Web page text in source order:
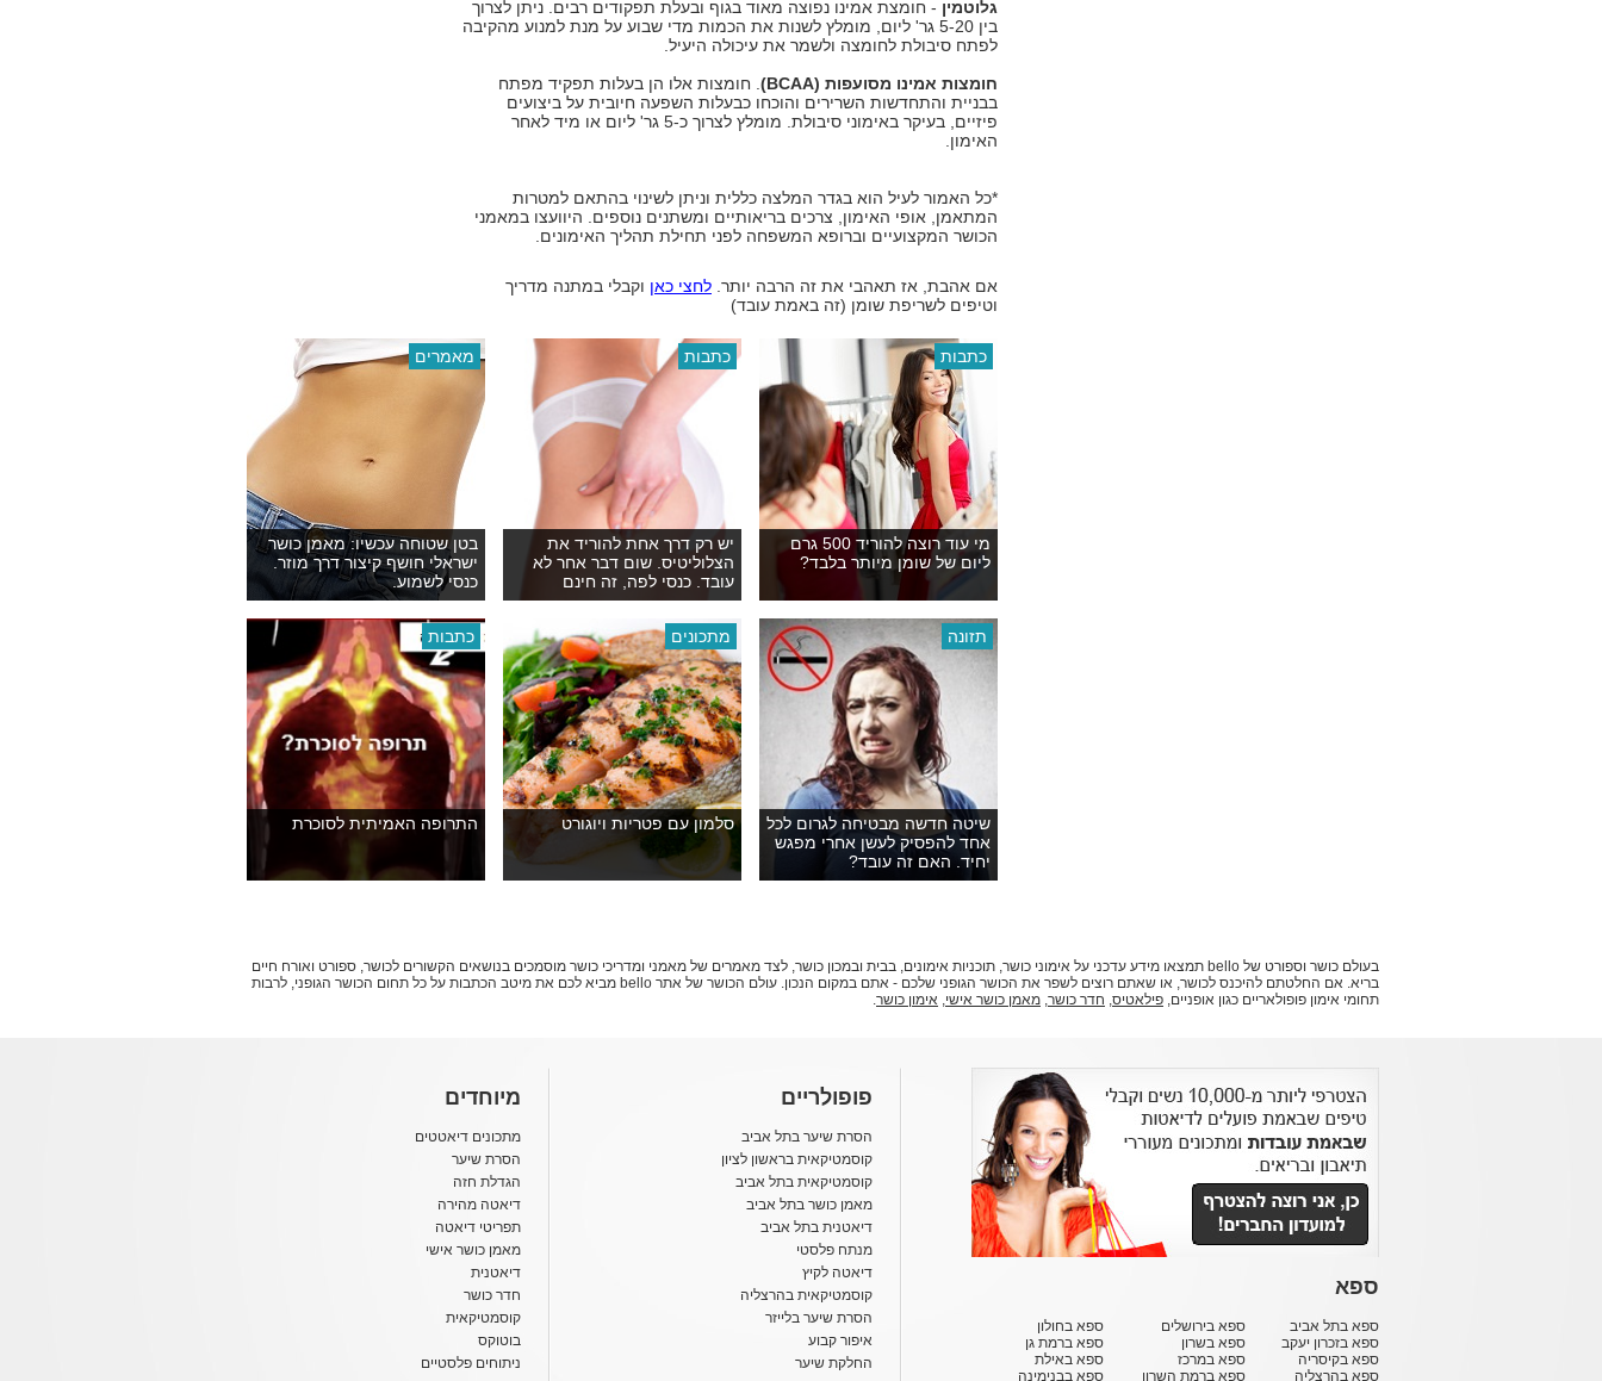
גלוטמין - חומצת אמינו נפוצה מאוד בגוף ובעלת תפקודים רבים. ניתן לצרוך
בין 5-20 גר' ליום, מומלץ לשנות את הכמות מדי שבוע על מנת למנוע מהקיבה
לפתח סיבולת לחומצה ולשמר את עיכולה היעיל.
חומצות אמינו מסועפות (BCAA
) . חומצות אלו הן בעלות תפקיד מפתח
בבניית והתחדשות השרירים והוכחו כבעלות השפעה חיובית על ביצועים
פיזיים, בעיקר באימוני סיבולת. מומלץ לצרוך כ-5 גר' ליום או מיד לאחר
האימון.
*כל האמור לעיל הוא בגדר המלצה כללית וניתן לשינוי בהתאם למטרות
המתאמן, אופי האימון, צרכים בריאותיים ומשתנים נוספים. היוועצו במאמני
הכושר המקצועיים וברופא המשפחה לפני תחילת תהליך האימונים.
אם אהבת, אז תאהבי את זה הרבה יותר. לחצי כאן וקבלי במתנה מדריך
וטיפים לשריפת שומן (זה באמת עובד)
כתבות
מי עוד רוצה להוריד 500 גרם
ליום של שומן מיותר בלבד?
כתבות
יש רק דרך אחת להוריד את
הצלוליטיס. שום דבר אחר לא
עובד. כנסי לפה, זה חינם
מאמרים
בטן שטוחה עכשיו: מאמן כושר
ישראלי חושף קיצור דרך מוזר.
כנסי לשמוע.
תזונה
שיטה חדשה מבטיחה לגרום לכל
אחד להפסיק לעשן אחרי מפגש
יחיד. האם זה עובד?
מתכונים
סלמון עם פטריות ויוגורט
כתבות
התרופה האמיתית לסוכרת
בעולם כושר וספורט של bello תמצאו מידע עדכני על אימוני כושר, תוכניות אימונים, בבית ובמכון כושר, לצד מאמרים של מאמני ומדריכי כושר מוסמכים בנושאים הקשורים לכושר, ספורט ואורח חיים
בריא. אם החלטתם להיכנס לכושר, או שאתם רוצים לשפר את הכושר הגופני שלכם - אתם במקום הנכון. עולם הכושר של אתר bello מביא לכם את מיטב הכתבות על כל תחום הכושר הגופני, לרבות
תחומי אימון פופולאריים כגון אופניים, פילאטיס, חדר כושר, מאמן כושר אישי, אימון כושר.
ספא
ספא בתל אביב
ספא בזכרון יעקב
ספא בקיסריה
ספא בהרצליה
ספא בירושלים
ספא בשרון
ספא במרכז
ספא ברמת השרון
ספא בחולון
ספא ברמת גן
ספא באילת
ספא בבנימינה
פופולריים
הסרת שיער בתל אביב
קוסמטיקאית בראשון לציון
קוסמטיקאית בתל אביב
מאמן כושר בתל אביב
דיאטנית בתל אביב
מנתח פלסטי
דיאטה לקיץ
קוסמטיקאית בהרצליה
הסרת שיער בלייזר
איפור קבוע
החלקת שיער
מיוחדים
מתכונים דיאטטים
הסרת שיער
הגדלת חזה
דיאטה מהירה
תפריטי דיאטה
מאמן כושר אישי
דיאטנית
חדר כושר
קוסמטיקאית
בוטוקס
ניתוחים פלסטיים